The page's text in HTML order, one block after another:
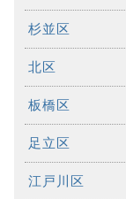
杉並区
北区
板橋区
足立区
江戸川区